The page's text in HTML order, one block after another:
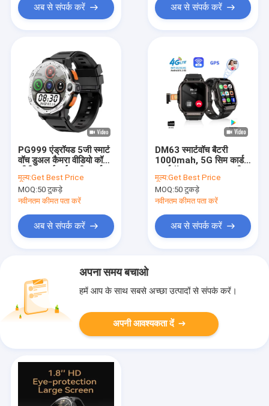
अब से संपर्क करें अब से संपर्क करें
PG999 एंड्रॉयड 5जी स्मार्ट
वॉच डुअल कैमरा वीडियो कॉल
वॉच सिम कार्ड
मूल्य:Get Best Price
MOQ:50 टुकड़े
नवीनतम कीमत पता करें
अब से संपर्क करें
DM63 स्मार्टवॉच बैटरी
1000mah, 5G सिम कार्ड
2.13 इंच
मूल्य:Get Best Price
MOQ:50 टुकड़े
नवीनतम कीमत पता करें
अब से संपर्क करें
अपना समय बचाओ
हमें आप के साथ सबसे अच्छा उत्पादों से संपर्क करें।
अपनी आवश्यकता दें